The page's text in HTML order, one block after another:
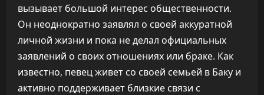
вызывает большой интерес общественности.
Он неоднократно заявлял о своей аккуратной
личной жизни и пока не делал официальных
заявлений о своих отношениях или браке. Как
известно, певец живет со своей семьей в Баку и
активно поддерживает близкие связи с